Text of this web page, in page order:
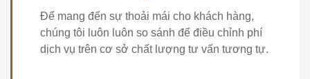
Để mang đến sự thoải mái cho khách hàng,
chúng tôi luôn luôn so sánh để điều chỉnh phí
dịch vụ trên cơ sở chất lượng tư vấn tương tự.